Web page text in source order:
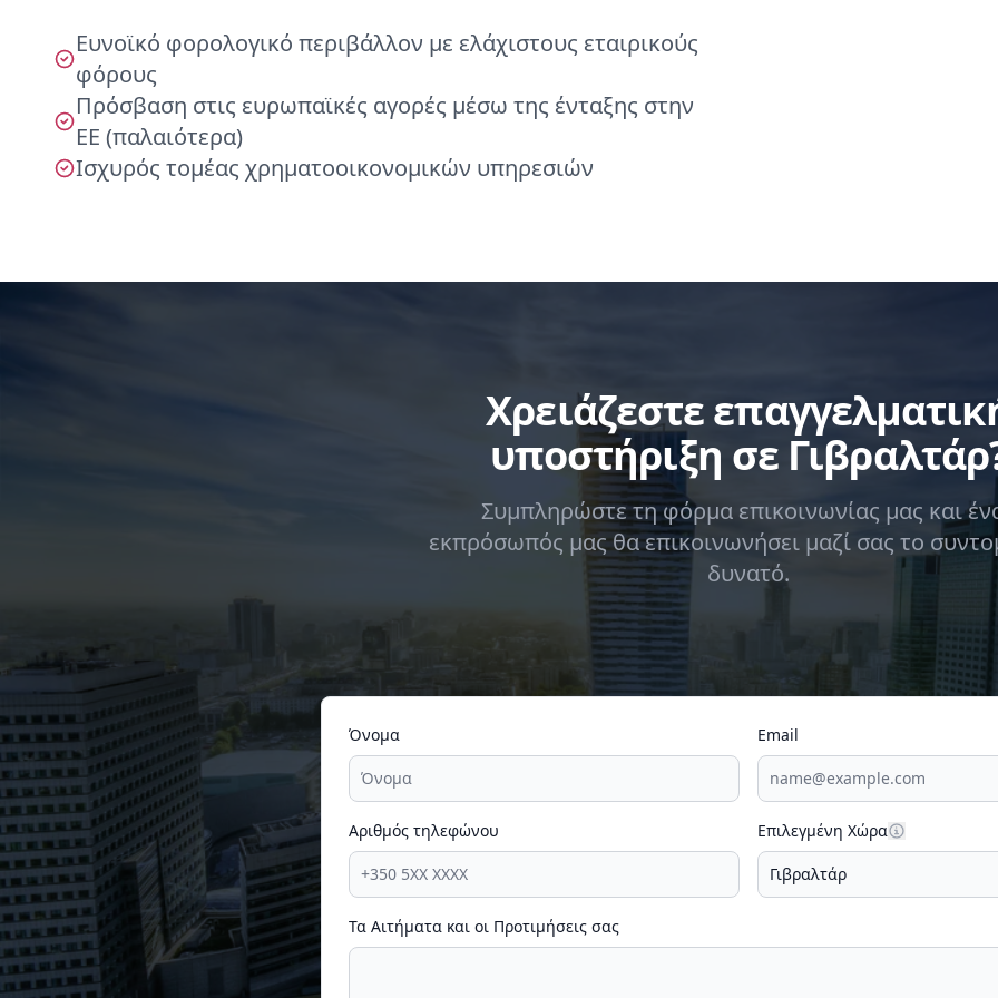
Ευνοϊκό φορολογικό περιβάλλον με ελάχιστους εταιρικούς
φόρους
Πρόσβαση στις ευρωπαϊκές αγορές μέσω της ένταξης στην
ΕΕ (παλαιότερα)
Ισχυρός τομέας χρηματοοικονομικών υπηρεσιών
Χρειάζεστε
υποστήριξη σε
Συμπληρώστε τη φόρμα επικοινωνίας μας και
εκπρόσωπός μας θα επικοινωνήσει μαζί σας το
δυνατό.
Όνομα Email
Αριθμός τηλεφώνου Επιλεγμένη Χώρα
Τα Αιτήματα και οι Προτιμήσεις σας